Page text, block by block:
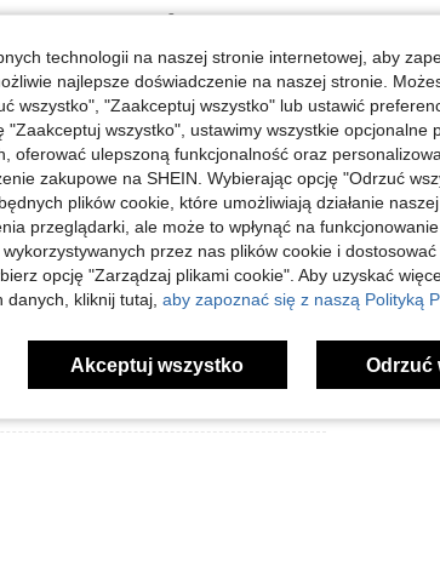
technologii na naszej stronie internetowej, aby
najlepsze doświadczenie na naszej stronie.
wszystko", "Zaakceptuj wszystko" lub ustawić
"Zaakceptuj wszystko", ustawimy wszystkie opcjonalne
oferować ulepszoną funkcjonalność oraz
zakupowe na SHEIN. Wybierając opcję "Odrzuć
plików cookie, które umożliwiają działanie
przeglądarki, ale może to wpłynąć na
przez nas plików cookie i
opcję "Zarządzaj plikami cookie". Aby uzyskać
kliknij tutaj, aby zapoznać się z naszą Polityką
Akceptuj wszystko Odrzuć